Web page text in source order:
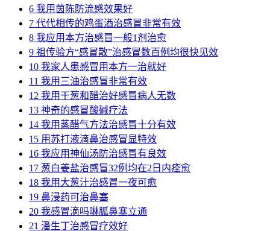
6 我用茵陈防流感效果好
7 代代相传的鸡蛋酒治感冒非常有效
8 我应用本方治感冒一般1剂治愈
9 祖传验方“感冒散”治感冒数百例均很快见效
10 我家人患感冒用本方一治就好
11 我用三油治感冒非常有效
12 我用干葱和醋治好感冒病人无数
13 神奇的感冒酸碱疗法
14 我用蒸醋气方法治感冒十分有效
15 用苏打液滴鼻治感冒显特效
16 我应用神仙汤防治感冒有良效
17 葱白姜盐治感冒32例均在2日内痊愈
18 我用大葱汁治感冒一夜可愈
19 鼻浸药可治鼻塞
20 我感冒滴吗啉胍鼻塞立通
21 潘生丁治感冒疗效好